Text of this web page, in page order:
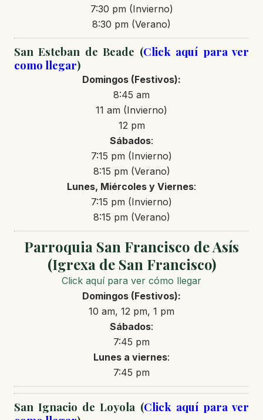
7:30 pm (Invierno)
8:30 pm (Verano)
San Esteban de Beade (Click aquí para ver
como llegar)
Domingos (Festivos):
8:45 am
11 am (Invierno)
12 pm
Sábados:
7:15 pm (Invierno)
8:15 pm (Verano)
Lunes, Miércoles y Viernes:
7:15 pm (Invierno)
8:15 pm (Verano)
Parroquia San Francisco de Asís
(Igrexa de San Francisco)
Click aquí para ver cómo llegar
Domingos (Festivos):
10 am, 12 pm, 1 pm
Sábados:
7:45 pm
Lunes a viernes:
7:45 pm
San Ignacio de Loyola (Click aquí para ver